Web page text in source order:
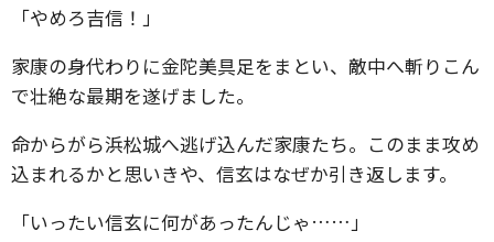
「やめろ吉信！」
家康の身代わりに金陀美具足をまとい、敵中へ斬りこん
で壮絶な最期を遂げました。
命からがら浜松城へ逃げ込んだ家康たち。このまま攻め
込まれるかと思いきや、信玄はなぜか引き返します。
「いったい信玄に何があったんじゃ……」